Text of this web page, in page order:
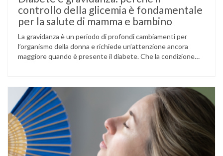
controllo della glicemia è fondamentale
per la salute di mamma e bambino
La gravidanza è un periodo di profondi cambiamenti per
l’organismo della donna e richiede un’attenzione ancora
maggiore quando è presente il diabete. Che la condizione
volta durante la gestazione (diabete gestazionale),
mantenere …